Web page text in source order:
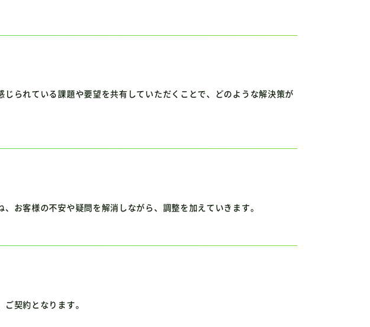
られている課題や要望を共有していただくことで、どのような解決策が
お客様の不安や疑問を解消しながら、調整を加えていきます。
契約となります。